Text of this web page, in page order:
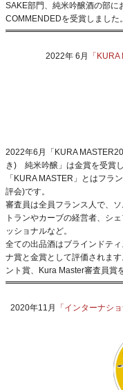
SAKE部門、純米吟醸酒の部
COMMENDEDを受賞しました。
2022年 6月 「
2022年6月「KURA
き) 純米吟醸」は金賞を受賞し
「KURA MASTER」とはフラ
評会)です。
審査員は全員フランス人で、
トランやカーブの経営者、シ
ッショナルなど。
全ての出品酒はブラインドテ
ナ賞と金賞として評価されま
ント賞、Kura Master審査員賞
2020年11月
「インターナシ